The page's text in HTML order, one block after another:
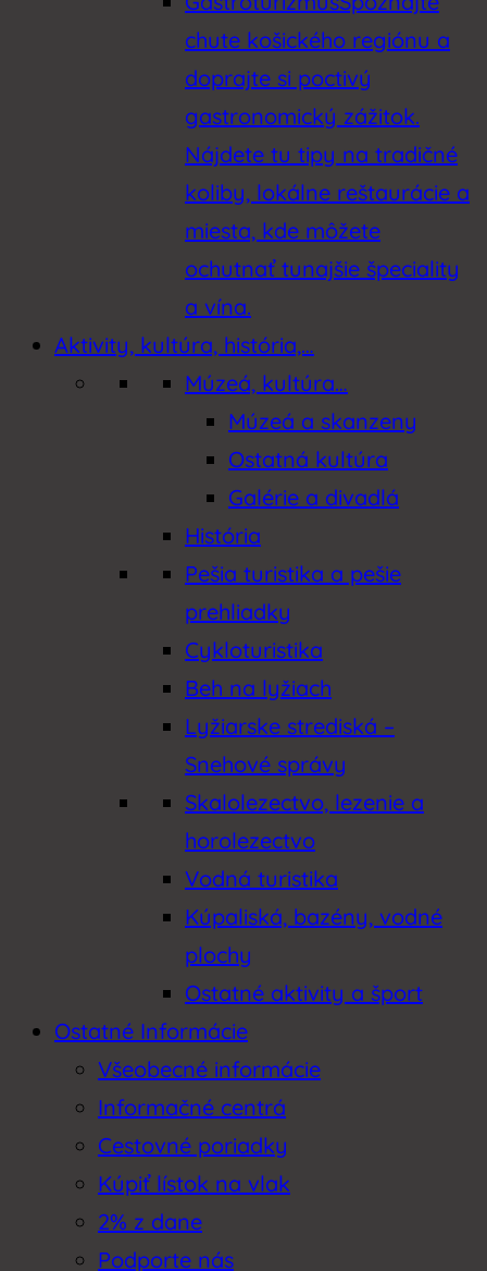
chute košického regiónu a
doprajte si poctivý
gastronomický zážitok.
Nájdete tu tipy na tradičné
koliby, lokálne reštaurácie a
miesta, kde môžete
ochutnať tunajšie špeciality
a vína.
Aktivity, kultúra, história,…
Múzeá, kultúra…
Múzeá a skanzeny
Ostatná kultúra
Galérie a divadlá
História
Pešia turistika a pešie
prehliadky
Cykloturistika
Beh na lyžiach
Lyžiarske strediská –
Snehové správy
Skalolezectvo, lezenie a
horolezectvo
Vodná turistika
Kúpaliská, bazény, vodné
plochy
Ostatné aktivity a šport
Ostatné Informácie
Všeobecné informácie
Informačné centrá
Cestovné poriadky
Kúpiť lístok na vlak
2% z dane
Podporte nás